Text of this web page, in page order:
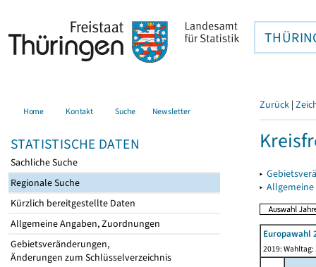
Home Kontakt Suche Newsletter
STATISTISCHE DATEN
Sachliche Suche
Regionale Suche
Kürzlich bereitgestellte Daten
Allgemeine Angaben, Zuordnungen
Gebietsveränderungen,
Änderungen zum Schlüsselverzeichnis
Zurück |
▸
▸
Europawahl
2019: Wahltag: